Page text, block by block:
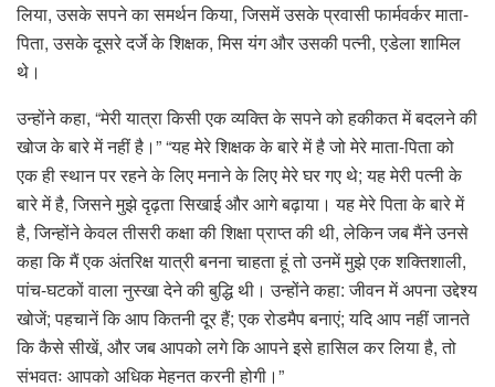
लिया, उसके सपने का समर्थन किया, जिसमें उसके प्रवासी फार्मवर्कर माता-
पिता, उसके दूसरे दर्जे के शिक्षक, मिस यंग और उसकी पत्नी, एडेला शामिल
थे।
उन्होंने कहा, “मेरी यात्रा किसी एक व्यक्ति के सपने को हकीकत में बदलने की
खोज के बारे में नहीं है।” “यह मेरे शिक्षक के बारे में है जो मेरे माता-पिता को
एक ही स्थान पर रहने के लिए मनाने के लिए मेरे घर गए थे; यह मेरी पत्नी के
बारे में है, जिसने मुझे दृढ़ता सिखाई और आगे बढ़ाया। यह मेरे पिता के बारे में
है, जिन्होंने केवल तीसरी कक्षा की शिक्षा प्राप्त की थी, लेकिन जब मैंने उनसे
कहा कि मैं एक अंतरिक्ष यात्री बनना चाहता हूं तो उनमें मुझे एक शक्तिशाली,
पांच-घटकों वाला नुस्खा देने की बुद्धि थी। उन्होंने कहा: जीवन में अपना उद्देश्य
खोजें; पहचानें कि आप कितनी दूर हैं; एक रोडमैप बनाएं; यदि आप नहीं जानते
कि कैसे सीखें, और जब आपको लगे कि आपने इसे हासिल कर लिया है, तो
संभवतः आपको अधिक मेहनत करनी होगी।”